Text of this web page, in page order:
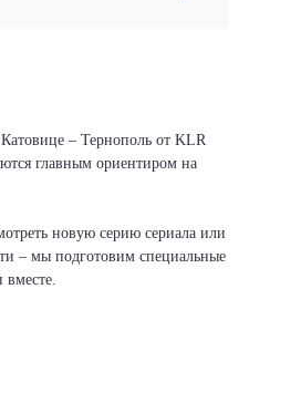
– Тернополь от KLR
главным ориентиром на
новую серию сериала или
– мы подготовим специальные
вместе.